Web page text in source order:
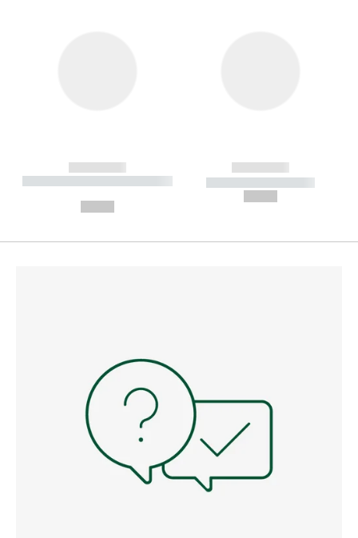
------------
----------- ----------- --------
------------
----------- -----------